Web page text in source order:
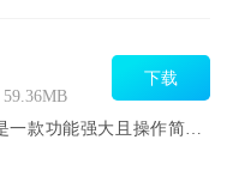
59.36MB
大且操作简便的安卓应用，专为满足日
下载